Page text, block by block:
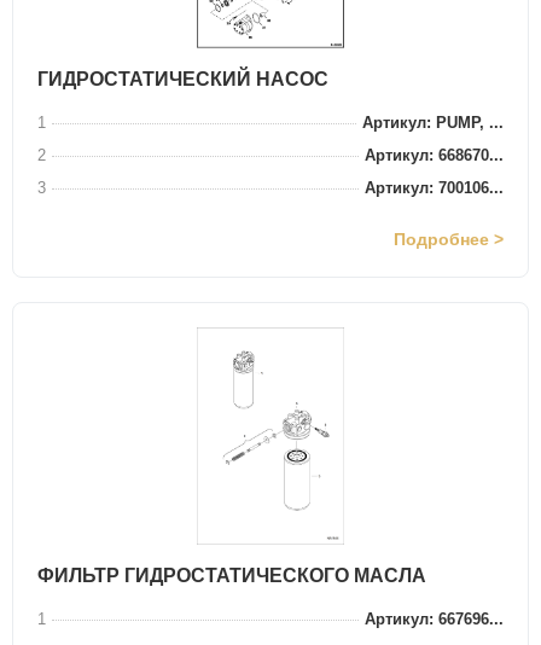
ГИДРОСТАТИЧЕСКИЙ НАСОС
1
Артикул: PUMP, ...
2
Артикул: 668670...
3
Артикул: 700106...
Подробнее >
ФИЛЬТР ГИДРОСТАТИЧЕСКОГО МАСЛА
1
Артикул: 667696...